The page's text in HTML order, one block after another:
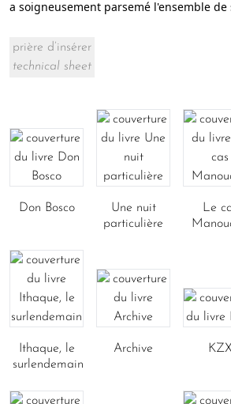
a soigneusement parsemé l'ensemble
prière d’insérer
technical sheet
Don Bosco
Une nuit
particulière
Le
Ithaque, le
surlendemain
Archive KZX